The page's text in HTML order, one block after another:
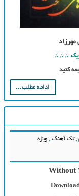
♫♫♫
کنید
ادامه مطلب...
,تک آهنگ, ویژه